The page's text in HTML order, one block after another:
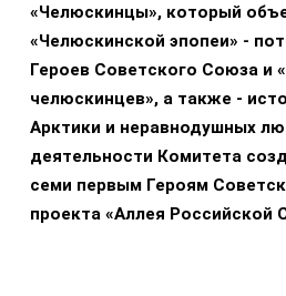
«Челюскинцы», который
«Челюскинской эпопеи» -
Героев Советского Союза и
челюскинцев», а также -
Арктики и неравнодушных
деятельности Комитета
семи первым Героям
проекта «Аллея Российской